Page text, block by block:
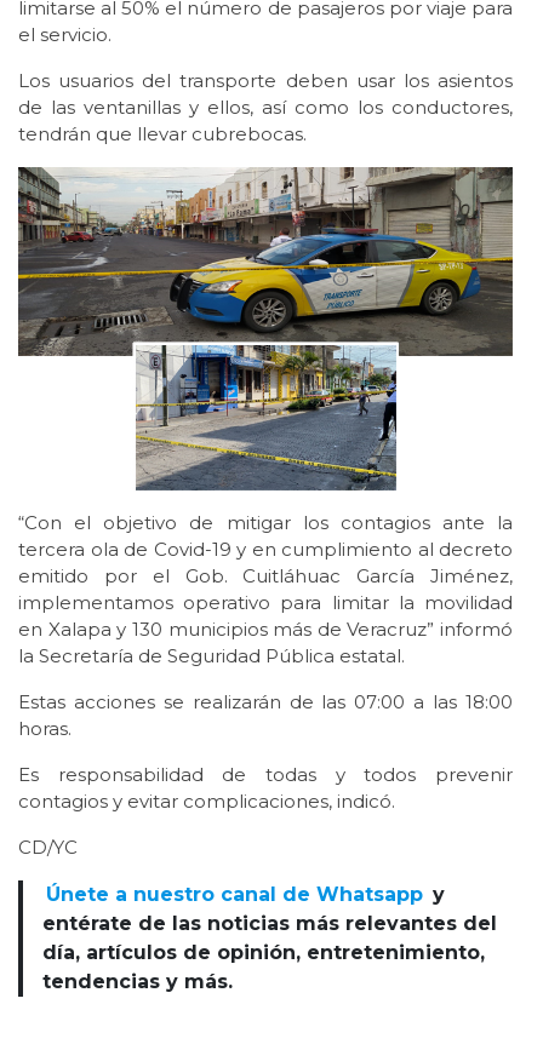
limitarse al 50% el número de pasajeros por viaje para
el servicio.
Los usuarios del transporte deben usar los asientos
de las ventanillas y ellos, así como los conductores,
tendrán que llevar cubrebocas.
“Con el objetivo de mitigar los contagios ante la
tercera ola de Covid-19 y en cumplimiento al decreto
emitido por el Gob. Cuitláhuac García Jiménez,
implementamos operativo para limitar la movilidad
en Xalapa y 130 municipios más de Veracruz” informó
la Secretaría de Seguridad Pública estatal.
Estas acciones se realizarán de las 07:00 a las 18:00
horas.
Es responsabilidad de todas y todos prevenir
contagios y evitar complicaciones, indicó.
CD/YC
Únete a nuestro canal de Whatsapp y
entérate de las noticias más relevantes del
día, artículos de opinión, entretenimiento,
tendencias y más.